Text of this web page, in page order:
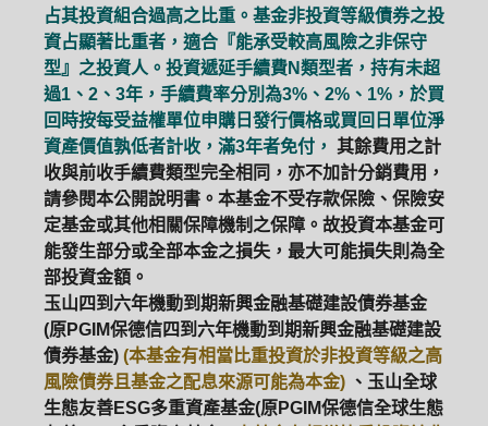
占其投資組合過高之比重。基金非投資等級債券之投
資占顯著比重者，適合『能承受較高風險之非保守
型』之投資人。投資遞延手續費N類型者，持有未超
過1、2、3年，手續費率分別為3%、2%、1%，於買
回時按每受益權單位申購日發行價格或買回日單位淨
資產價值孰低者計收，滿3年者免付， 其餘費用之計
收與前收手續費類型完全相同，亦不加計分銷費用，
請參閱本公開說明書。本基金不受存款保險、保險安
定基金或其他相關保障機制之保障。故投資本基金可
能發生部分或全部本金之損失，最大可能損失則為全
部投資金額。
玉山四到六年機動到期新興金融基礎建設債券基金
(原PGIM保德信四到六年機動到期新興金融基礎建設
債券基金) (本基金有相當比重投資於非投資等級之高
風險債券且基金之配息來源可能為本金) 、玉山全球
生態友善ESG多重資產基金(原PGIM保德信全球生態